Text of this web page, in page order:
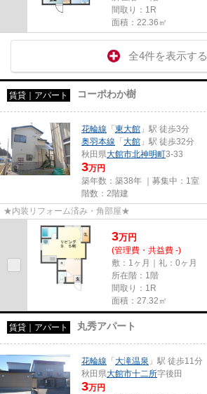
間取り：1R
面積：22.36㎡
全4件を表示する
賃貸｜アパート コーポわか樹
花輪線 「 東大館 」駅 徒歩3分
奥羽本線 「 大館 」駅 徒歩32分
秋田県大館市北神明町3-33
3万円
築年数：築38年 ｜募集中： 1室
階数：2階建
★内装リフォーム済み・角部屋★
3万円
(管理費・共益費 -)
敷：1ヶ月｜礼：0ヶ月
所在階：1階
間取り：1R
面積：27.32㎡
賃貸｜アパート 丸秀アパート
花輪線 「 大滝温泉 」駅 徒歩11分
秋田県大館市十二所字後田
3万円